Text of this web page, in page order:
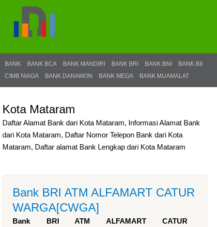
BANK BANK BCA BANK MANDIRI BANK BRI BANK BNI
BANK BII
CIMB NIAGA
BANK DANAMON BANK MEGA BANK MUAMALAT
Kota Mataram
Daftar Alamat Bank dari Kota Mataram, Informasi Alamat Bank
dari Kota Mataram, Daftar Nomor Telepon Bank dari Kota
Mataram, Daftar alamat Bank Lengkap dari Kota Mataram
Bank BRI ATM ALFAMART CATUR
WARGA[CWGA]
Bank BRI ATM ALFAMART CATUR